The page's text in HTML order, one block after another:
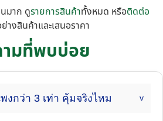
มาก ดูรายการสินค้าทั้งหมด หรือติดต่อ
างสินค้าและเสนอราคา
ามที่พบบ่อย
งกว่า 3 เท่า คุ้มจริงไหม